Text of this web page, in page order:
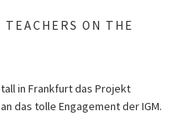
ON THE
in Frankfurt das Projekt
das tolle Engagement der IGM.